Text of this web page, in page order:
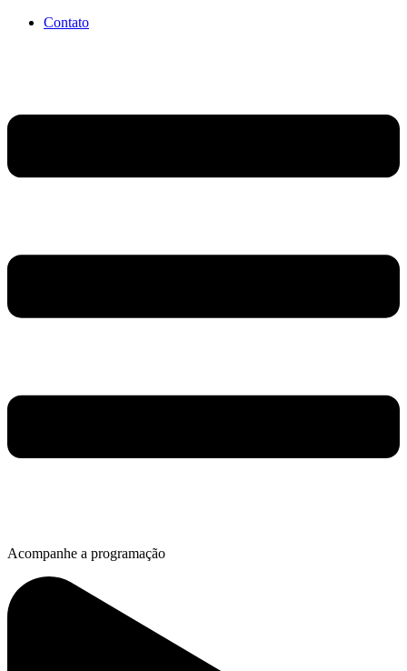
Contato
Acompanhe a programação